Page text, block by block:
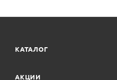
КАТАЛОГ
АКЦИИ